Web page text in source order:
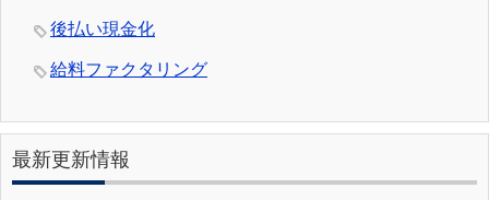
後払い現金化
給料ファクタリング
最新更新情報